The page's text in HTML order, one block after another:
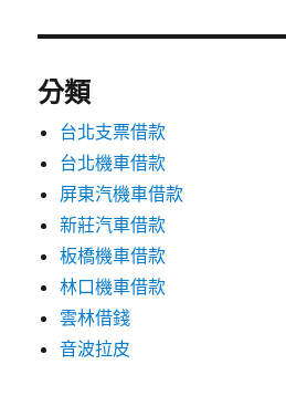
分類
台北支票借款
台北機車借款
屏東汽機車借款
新莊汽車借款
板橋機車借款
林口機車借款
雲林借錢
音波拉皮